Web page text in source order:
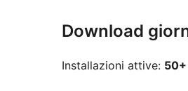
Download
Installazioni attive: 50+